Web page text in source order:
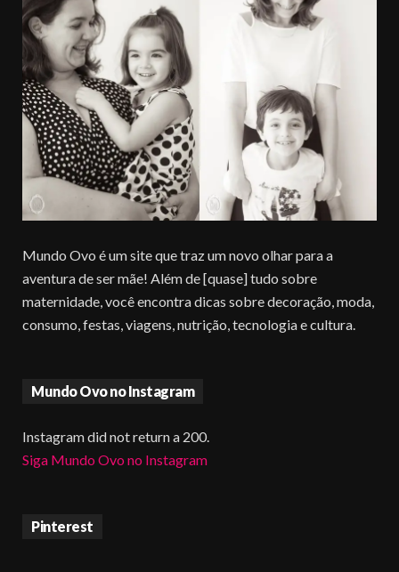
Mundo Ovo é um site que traz um novo olhar para a
aventura de ser mãe! Além de [quase] tudo sobre
maternidade, você encontra dicas sobre decoração, moda,
consumo, festas, viagens, nutrição, tecnologia e cultura.
Mundo Ovo no Instagram
Instagram did not return a 200.
Siga Mundo Ovo no Instagram
Pinterest